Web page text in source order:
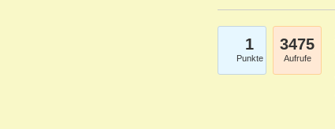
1
Punkte
3475
Aufrufe